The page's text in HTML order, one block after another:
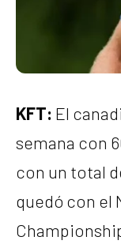
KFT: El
semana con
con un total
quedó con el